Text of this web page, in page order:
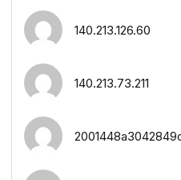
140.213.126.60
140.213.73.211